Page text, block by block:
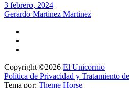
3 febrero, 2024
Gerardo Martinez Martinez
Copyright ©2026 El Unicornio
Política de Privacidad y Tratamiento
Tema por: Theme Horse